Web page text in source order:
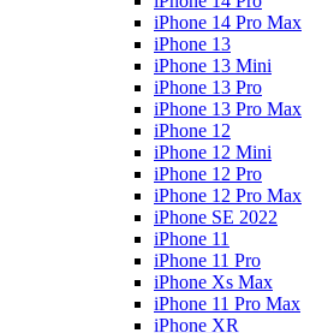
iPhone 14 Pro Max
iPhone 13
iPhone 13 Mini
iPhone 13 Pro
iPhone 13 Pro Max
iPhone 12
iPhone 12 Mini
iPhone 12 Pro
iPhone 12 Pro Max
iPhone SE 2022
iPhone 11
iPhone 11 Pro
iPhone Xs Max
iPhone 11 Pro Max
iPhone XR